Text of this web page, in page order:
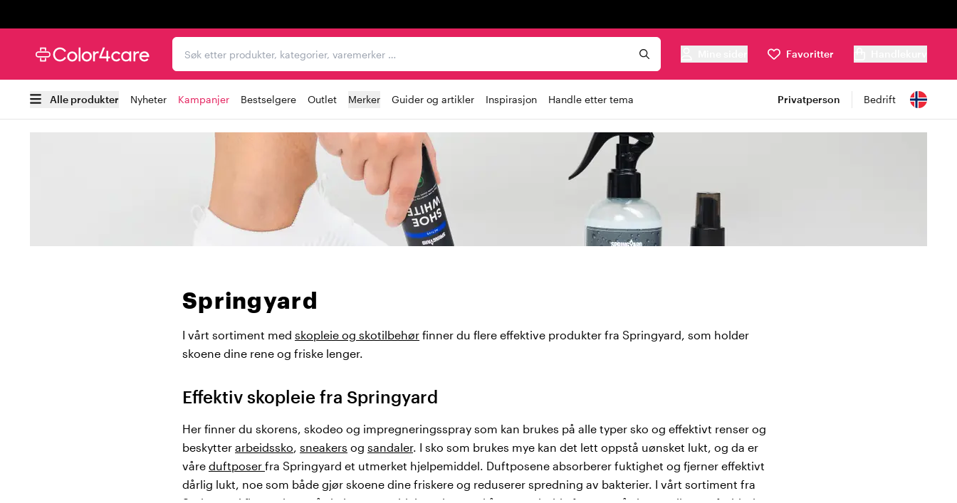
Søk etter produkter, kategorier, varemerker …
Favoritter
Alle produkter Nyheter Kampanjer Bestselgere Outlet Merker Guider og artikler Inspirasjon Handle etter tema Privatperson Bedrift
Springyard
I vårt sortiment med skopleie og skotilbehør finner du flere effektive produkter fra Springyard, som holder
skoene dine rene og friske lenger.
Effektiv skopleie fra Springyard
Her finner du skorens, skodeo og impregneringsspray som kan brukes på alle typer sko og effektivt renser og
beskytter arbeidssko, sneakers og sandaler. I sko som brukes mye kan det lett oppstå uønsket lukt, og da er
våre duftposer fra Springyard et utmerket hjelpemiddel. Duftposene absorberer fuktighet og fjerner effektivt
dårlig lukt, noe som både gjør skoene dine friskere og reduserer spredning av bakterier. I vårt sortiment fra